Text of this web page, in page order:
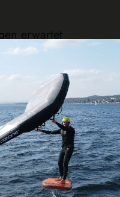
erwartet
einen weiteren
da der Kurs